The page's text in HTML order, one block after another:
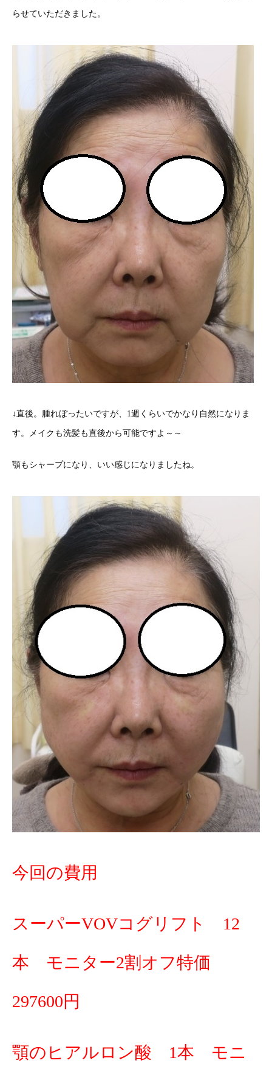
らせていただきました。
↓直後。腫れぼったいですが、1週くらいでかなり自然になりま
す。メイクも洗髪も直後から可能ですよ～～
顎もシャープになり、いい感じになりましたね。
今回の費用
スーパーVOVコグリフト 12
本 モニター2割オフ特価
297600円
顎のヒアルロン酸 1本 モニ